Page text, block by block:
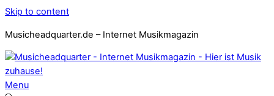
Skip to content
Musicheadquarter.de – Internet Musikmagazin
Menu